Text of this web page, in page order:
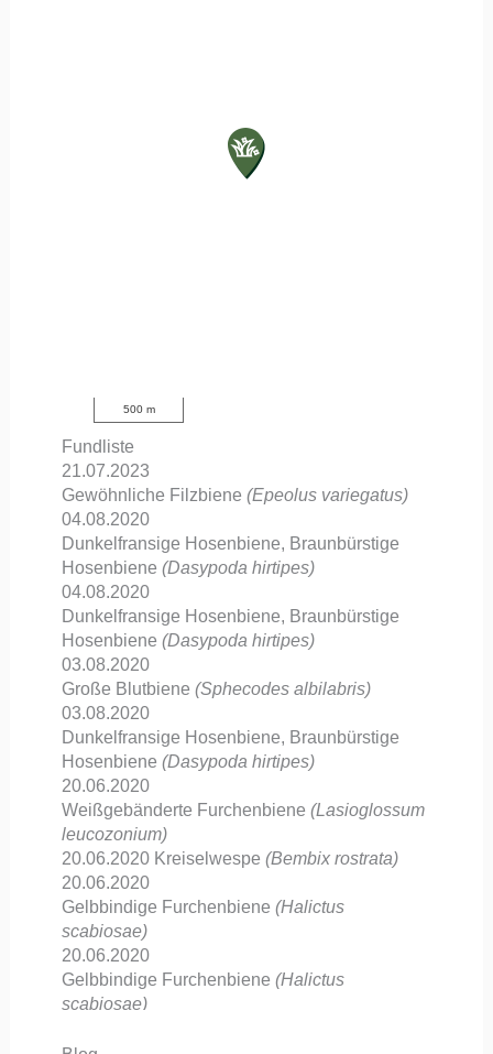
500 m
Fundliste
21.07.2023
Gewöhnliche Filzbiene (Epeolus variegatus)
04.08.2020
Dunkelfransige Hosenbiene, Braunbürstige
Hosenbiene (Dasypoda hirtipes)
04.08.2020
Dunkelfransige Hosenbiene, Braunbürstige
Hosenbiene (Dasypoda hirtipes)
03.08.2020
Große Blutbiene (Sphecodes albilabris)
03.08.2020
Dunkelfransige Hosenbiene, Braunbürstige
Hosenbiene (Dasypoda hirtipes)
20.06.2020
Weißgebänderte Furchenbiene (Lasioglossum
leucozonium)
20.06.2020 Kreiselwespe (Bembix rostrata)
20.06.2020
Gelbbindige Furchenbiene (Halictus
scabiosae)
20.06.2020
Gelbbindige Furchenbiene (Halictus
scabiosae)